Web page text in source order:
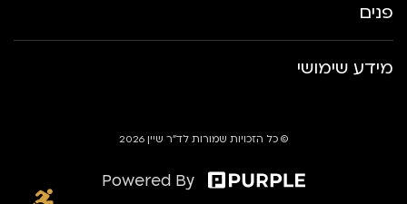
פנים
מידע שימושי
© כל הזכויות שמורות לד״ר שיין 2026
Powered By